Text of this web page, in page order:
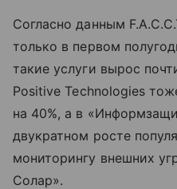
Согласно данным
только в первом
такие услуги вырос
Positive Technologies
на 40%, а в
двукратном росте
мониторингу внешних
Солар».